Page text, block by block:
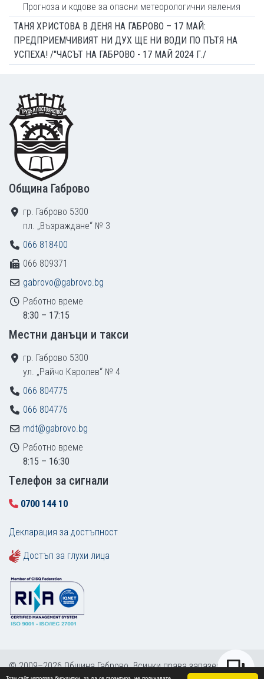
Прогноза и кодове за опасни метеорологични явления
ТАНЯ ХРИСТОВА В ДЕНЯ НА ГАБРОВО – 17 МАЙ:
ПРЕДПРИЕМЧИВИЯТ НИ ДУХ ЩЕ НИ ВОДИ ПО ПЪТЯ НА
УСПЕХА! /"ЧАСЪТ НА ГАБРОВО - 17 МАЙ 2024 Г./
Footer
Община Габрово
гр. Габрово 5300
пл. „Възраждане“ № 3
066 818400
066 809371
gabrovo@gabrovo.bg
Работно време
8:30 – 17:15
Местни данъци и такси
гр. Габрово 5300
ул. „Райчо Каролев“ № 4
066 804775
066 804776
mdt@gabrovo.bg
Работно време
8:15 – 16:30
Tелефон за сигнали
0700 144 10
Декларация за достъпност
Достъп за глухи лица
© 2009–2026 Община Габрово. Всички права запазени.